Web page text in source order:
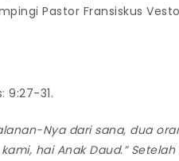
Pastor Fransiskus
9:27-31.
Nya dari sana, dua
hai Anak Daud.”